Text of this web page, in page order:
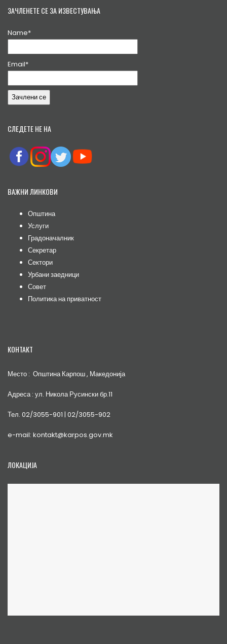
ЗАЧЛЕНЕТЕ СЕ ЗА ИЗВЕСТУВАЊА
Name*
Email*
СЛЕДЕТЕ НЕ НА
ВАЖНИ ЛИНКОВИ
Општина
Услуги
Градоначалник
Секретар
Сектори
Урбани заедници
Совет
Политика на приватност
КОНТАКТ
Место : Општина Карпош , Македонија
Адреса : ул. Никола Русински бр.11
Тел. 02/3055-901 | 02/3055-902
e-mail: kontakt@karpos.gov.mk
ЛОКАЦИЈА